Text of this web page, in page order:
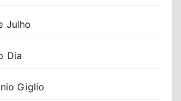
Julho
Dia
Giglio